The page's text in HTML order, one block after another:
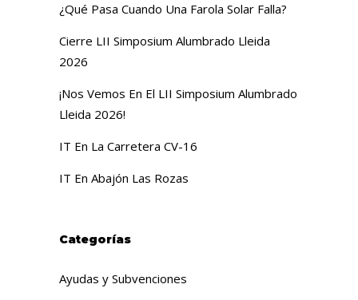
¿Qué Pasa Cuando Una Farola Solar Falla?
Cierre LII Simposium Alumbrado Lleida
2026
¡Nos Vemos En El LII Simposium Alumbrado
Lleida 2026!
IT En La Carretera CV-16
IT En Abajón Las Rozas
Categorías
Ayudas y Subvenciones